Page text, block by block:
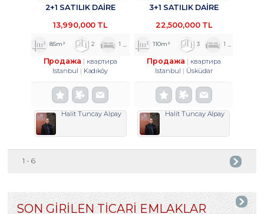
2+1 SATILIK DAİRE
13,990,000 TL
85m² 2 1 1
Продажа
квартира
Istanbul
Kadıköy
Halit Tuncay Alpay
3+1 SATILIK DAİRE
22,500,000 TL
110m² 3 1
Продажа
квартира
Istanbul
Üsküdar
Halit Tuncay Alpay
1 - 6
SON GİRİLEN TİCARİ EMLAKLAR